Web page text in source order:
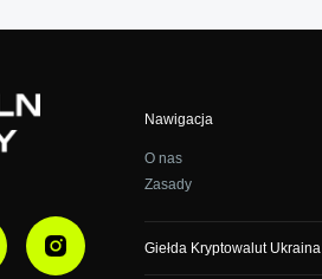
Nawigacja
O nas
Zasady
Giełda Kryptowalut Ukraina